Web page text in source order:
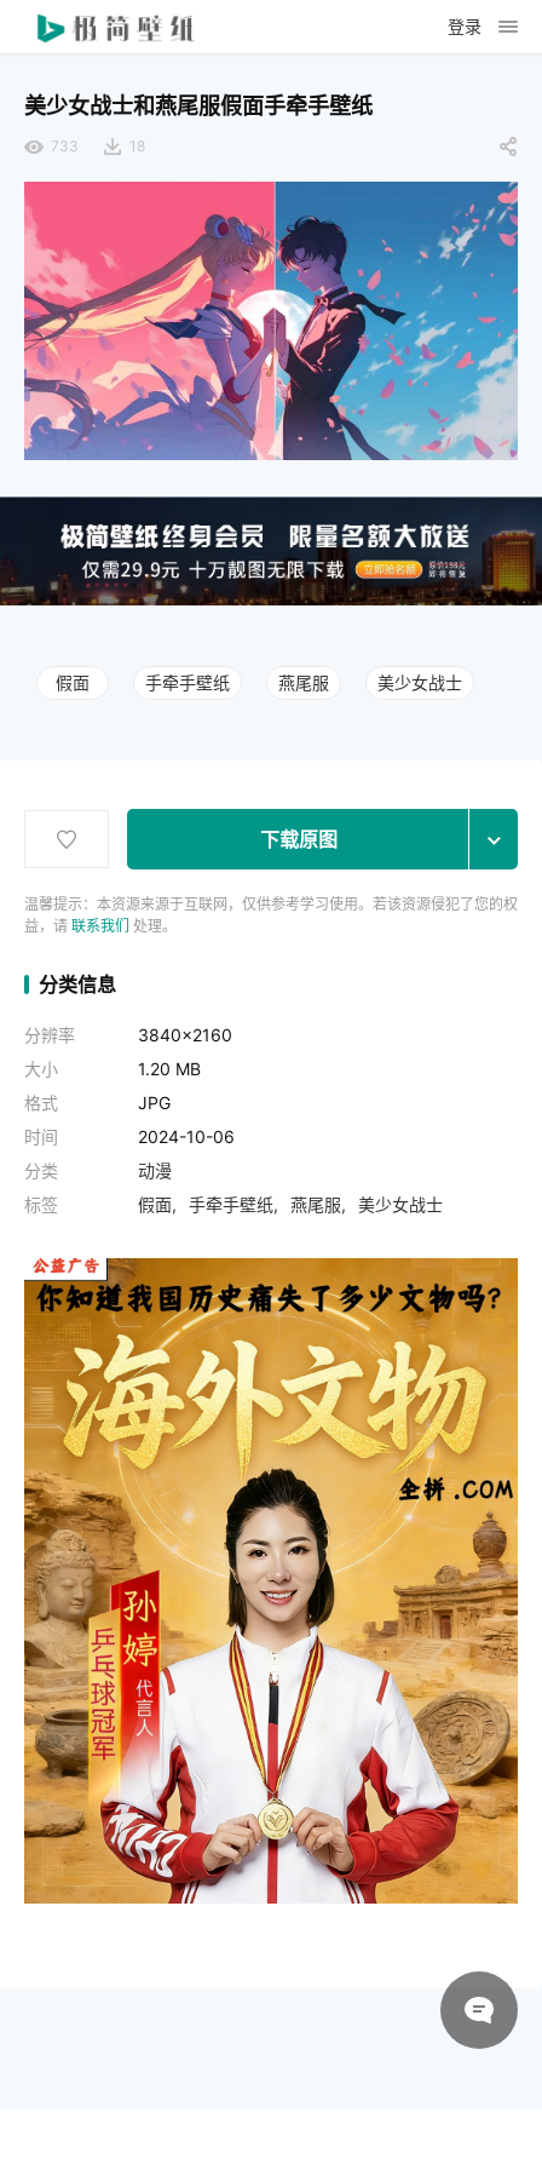
登录
美少女战士和燕尾服假面手牵手壁纸
733 18
假面 手牵手壁纸 燕尾服 美少女战士
下载原图
温馨提示：本资源来源于互联网，仅供参考学习使用。若该资源侵犯了您的权
益，请 联系我们 处理。
分类信息
分辨率
3840x2160
大小
1.20 MB
格式
JPG
时间
2024-10-06
分类
动漫
标签
假面 手牵手壁纸 燕尾服 美少女战士